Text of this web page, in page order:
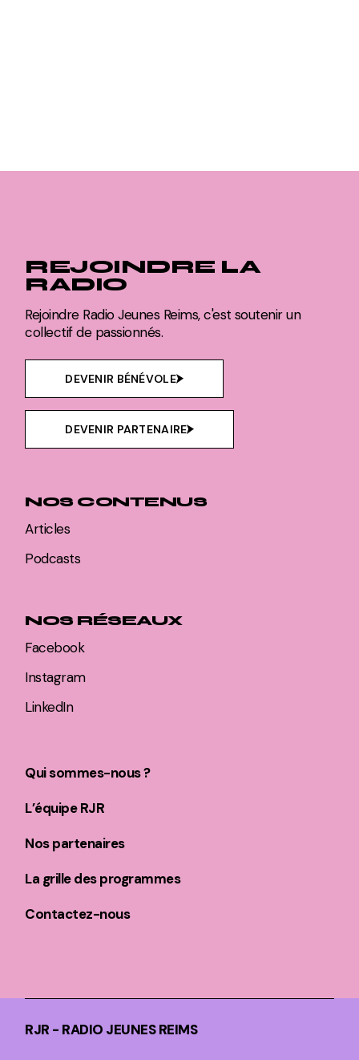
REJOINDRE LA
RADIO
Rejoindre Radio Jeunes Reims, c'est soutenir un
collectif de passionnés.
DEVENIR BÉNÉVOLE
DEVENIR PARTENAIRE
NOS CONTENUS
Articles
Podcasts
NOS RÉSEAUX
Facebook
Instagram
LinkedIn
Qui sommes-nous ?
L’équipe RJR
Nos partenaires
La grille des programmes
Contactez-nous
RJR - RADIO JEUNES REIMS